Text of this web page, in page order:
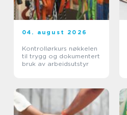
04. august 2026
Kontrollørkurs nøkkelen
til trygg og dokumentert
bruk av arbeidsutstyr